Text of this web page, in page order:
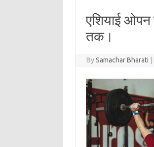
एशियाई ओपन
तक।
BySamachar Bharati